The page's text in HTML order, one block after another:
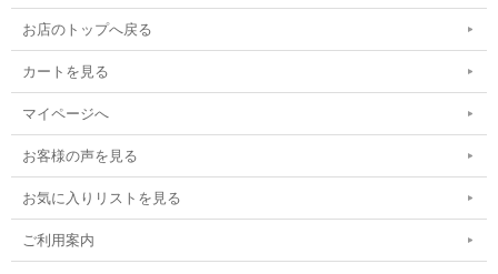
お店のトップへ戻る
カートを見る
マイページへ
お客様の声を見る
お気に入りリストを見る
ご利用案内